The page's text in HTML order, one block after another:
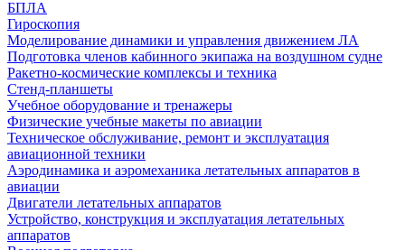
БПЛА
Гироскопия
Моделирование динамики и управления движением ЛА
Подготовка членов кабинного экипажа на воздушном судне
Ракетно-космические комплексы и техника
Стенд-планшеты
Учебное оборудование и тренажеры
Физические учебные макеты по авиации
Техническое обслуживание, ремонт и эксплуатация
авиационной техники
Аэродинамика и аэромеханика летательных аппаратов в
авиации
Двигатели летательных аппаратов
Устройство, конструкция и эксплуатация летательных
аппаратов